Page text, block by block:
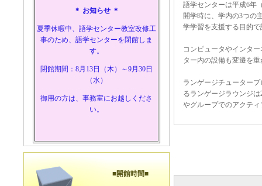
＊ お知らせ ＊
夏季休暇中、語学センター教室改修工
事のため、語学センターを閉館しま
す。
閉館期間：8月13日（木）～9月30日
（水）
御用の方は、事務室にお越しくださ
い。
■開館時間■
語学センターは平成6年
開学時に、学内の3つの
学学習を支援する目的
コンピュータやインタ
ター内の設備も変遷を
ランゲージチューター
るランゲージラウンジ
やグループでのアクテ